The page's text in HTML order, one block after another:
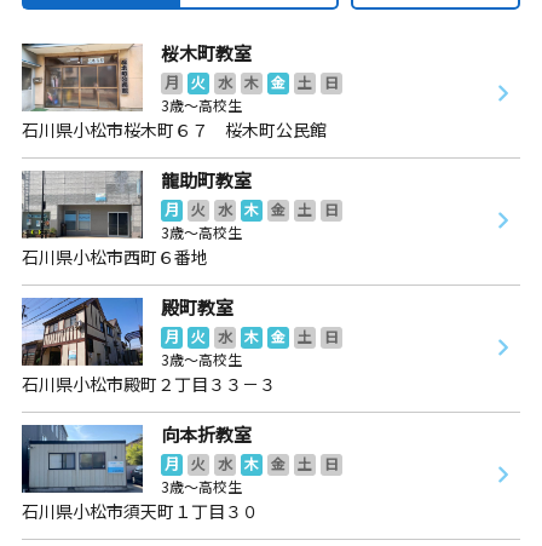
桜木町教室
月 火 水 木 金 土
日
3歳～高校生
石川県小松市桜木町６７ 桜木町公民館
龍助町教室
月 火 水 木 金 土
日
3歳～高校生
石川県小松市西町６番地
殿町教室
月 火 水 木 金 土
日
3歳～高校生
石川県小松市殿町２丁目３３－３
向本折教室
月 火 水 木 金 土
日
3歳～高校生
石川県小松市須天町１丁目３０